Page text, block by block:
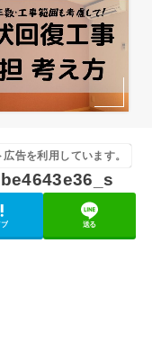
告を利用しています。
送る